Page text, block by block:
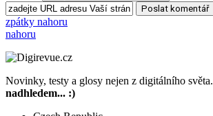
zpátky nahoru
nahoru
Novinky, testy a glosy nejen z digitálního světa.
nadhledem... :)